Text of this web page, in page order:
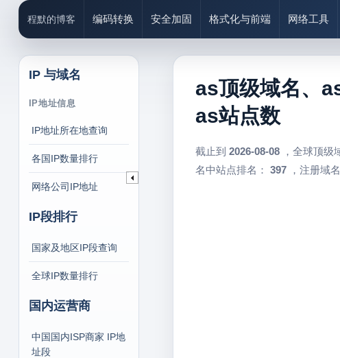
程默的博客 编码转换 安全加固 格式化与前端 网络工具
IP 与域名
IP地址信息
IP地址所在地查询
各国IP数量排行
网络公司IP地址
IP段排行
国家及地区IP段查询
全球IP数量排行
国内运营商
中国国内ISP商家 IP地
址段
as顶级域名、
as站点数
截止到 2026-08-08，全球顶级
名中站点排名： 397，注册域